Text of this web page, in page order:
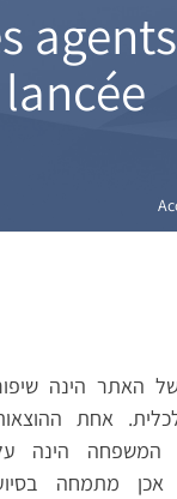
lancée
האתר הינה
אחת
המשפחה הינה
אכן מתמחה